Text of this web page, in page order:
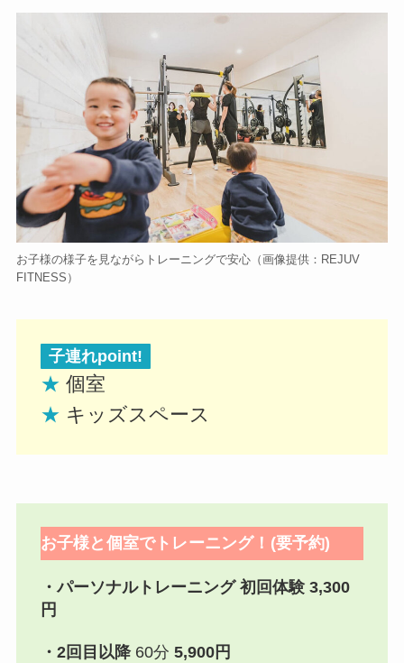
お子様の様子を見ながらトレーニングで安心（画像提供：REJUV
FITNESS）
子連れpoint!
★ 個室
★ キッズスペース
お子様と個室でトレーニング！(要予約)
・パーソナルトレーニング 初回体験 3,300
円
・2回目以降60分 5,900円